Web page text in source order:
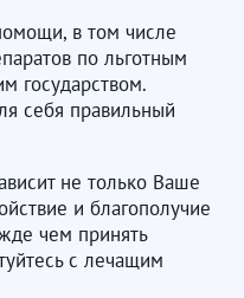
в том числе
по льготным
государством.
себя правильный
не только Ваше
и благополучие
чем принять
с лечащим